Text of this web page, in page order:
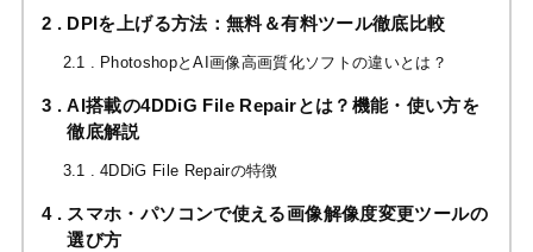
2 DPIを上げる方法：無料＆有料ツール徹底比較
2.1 PhotoshopとAI画像高画質化ソフトの違いとは？
3
AI搭載の4DDiG File Repairとは？機能・使い方を
徹底解説
3.1 4DDiG File Repairの特徴
4
スマホ・パソコンで使える画像解像度変更ツールの
選び方